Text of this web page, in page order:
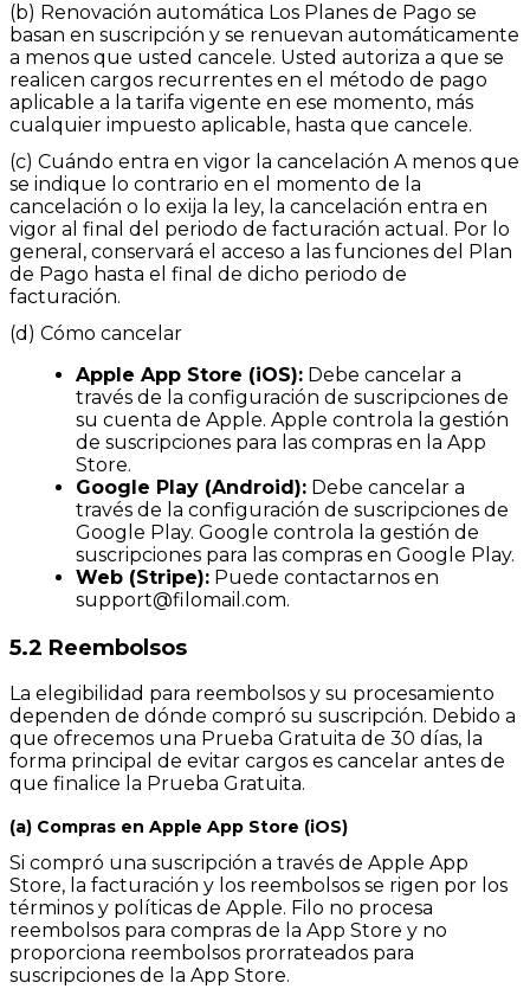
(b) Renovación automática Los Planes de Pago se
basan en suscripción y se renuevan automáticamente
a menos que usted cancele. Usted autoriza a que se
realicen cargos recurrentes en el método de pago
aplicable a la tarifa vigente en ese momento, más
cualquier impuesto aplicable, hasta que cancele.
(c) Cuándo entra en vigor la cancelación A menos que
se indique lo contrario en el momento de la
cancelación o lo exija la ley, la cancelación entra en
vigor al final del periodo de facturación actual. Por lo
general, conservará el acceso a las funciones del Plan
de Pago hasta el final de dicho periodo de
facturación.
(d) Cómo cancelar
Apple App Store (iOS): Debe cancelar a
través de la configuración de suscripciones de
su cuenta de Apple. Apple controla la gestión
de suscripciones para las compras en la App
Store.
Google Play (Android): Debe cancelar a
través de la configuración de suscripciones de
Google Play. Google controla la gestión de
suscripciones para las compras en Google Play.
Web (Stripe): Puede contactarnos en
support@filomail.com.
5.2 Reembolsos
La elegibilidad para reembolsos y su procesamiento
dependen de dónde compró su suscripción. Debido a
que ofrecemos una Prueba Gratuita de 30 días, la
forma principal de evitar cargos es cancelar antes de
que finalice la Prueba Gratuita.
(a) Compras en Apple App Store (iOS)
Si compró una suscripción a través de Apple App
Store, la facturación y los reembolsos se rigen por los
términos y políticas de Apple. Filo no procesa
reembolsos para compras de la App Store y no
proporciona reembolsos prorrateados para
suscripciones de la App Store.